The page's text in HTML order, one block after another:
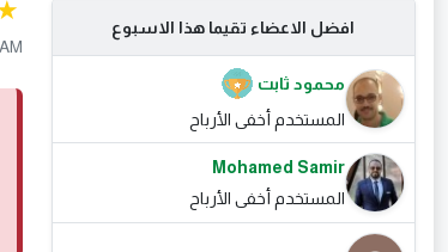
افضل الاعضاء تقيما هذا الاسبوع
محمود ثابت
المستخدم أخفى الأرباح
Mohamed Samir
المستخدم أخفى الأرباح